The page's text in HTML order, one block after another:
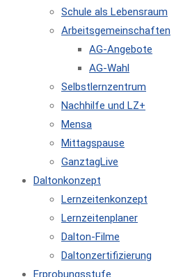
Schule als Lebensraum
Arbeitsgemeinschaften
AG-Angebote
AG-Wahl
Selbstlernzentrum
Nachhilfe und LZ+
Mensa
Mittagspause
GanztagLive
Daltonkonzept
Lernzeitenkonzept
Lernzeitenplaner
Dalton-Filme
Daltonzertifizierung
Erprobungsstufe